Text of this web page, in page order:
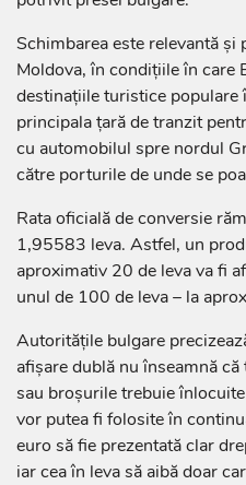
Schimbarea este relevantă
Moldova, în condițiile în care
destinațiile turistice populare
principala țară de tranzit
cu automobilul spre nordul
către porturile de unde se
Rata oficială de conversie
1,95583 leva. Astfel, un
aproximativ 20 de leva va fi
unul de 100 de leva – la
Autoritățile bulgare
afișare dublă nu înseamnă
sau broșurile trebuie
vor putea fi folosite în
euro să fie prezentată clar
iar cea în leva să aibă doar